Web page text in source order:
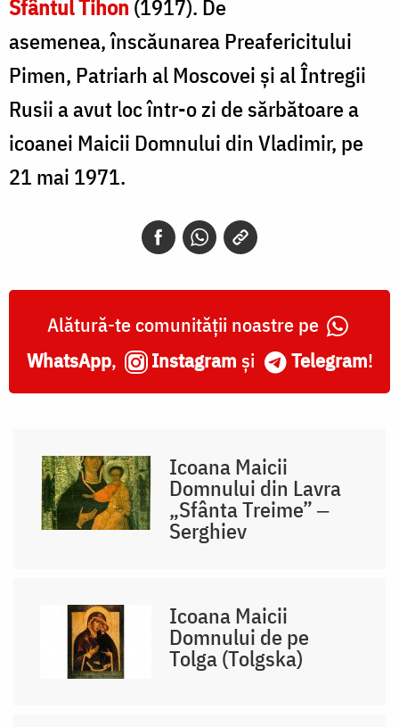
Sfântul Tihon (1917). De
asemenea, înscăunarea Preafericitului
Pimen, Patriarh al Moscovei și al Întregii
Rusii a avut loc într-o zi de sărbătoare a
icoanei Maicii Domnului din Vladimir, pe
21 mai 1971.
Alătură-te comunității noastre pe
WhatsApp, Instagram și Telegram!
Icoana Maicii
Domnului din Lavra
„Sfânta Treime” ‒
Serghiev
Icoana Maicii
Domnului de pe
Tolga (Tolgska)